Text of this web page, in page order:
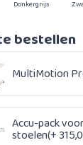
Donkergrijs
bestellen
MultiMotion
Accu-pack
stoelen(+